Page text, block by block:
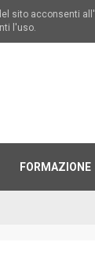
sito acconsenti
l'uso.
FORMAZIONE